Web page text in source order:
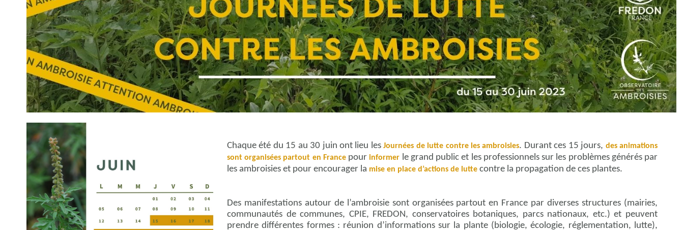
Chaque été du 15 au 30 juin ont lieu lesJournées de lutte contre les ambroisies. Durant ces 15 jours, des animations
sont organisées partout en Francepour informer le grand public et les professionnels sur les problèmes générés par
les ambroisies et pour encourager la mise en place d’actions de lutte contre la propagation de ces plantes.
Des manifestations autour de l’ambroisie sont organisées partout en France par diverses structures (mairies,
communautés de communes, CPIE, FREDON, conservatoires botaniques, parcs nationaux, etc.) et peuvent
prendre différentes formes : réunion d’informations sur la plante (biologie, écologie, réglementation, lutte),